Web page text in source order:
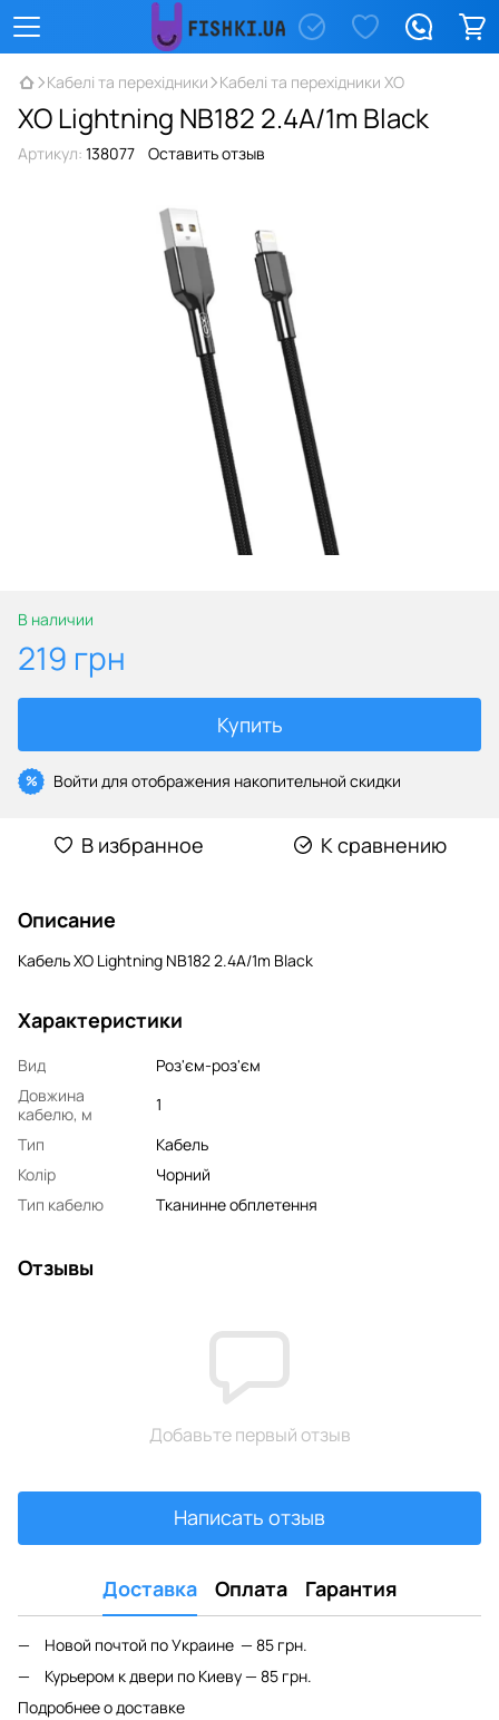
Кабелі та перехідники Кабелі та перехідники XO
XO Lightning NB182 2.4A/1m Black
Артикул: 138077 Оставить отзыв
В наличии
219 грн
Купить
% Войти для отображения накопительной скидки
В избранное К сравнению
Описание
Кабель XO Lightning NB182 2.4A/1m Black
Характеристики
Вид
Роз'єм-роз'єм
Довжина
кабелю, м
1
Тип
Кабель
Колір
Чорний
Тип кабелю
Тканинне обплетення
Отзывы
Добавьте первый отзыв
Написать отзыв
Доставка Оплата Гарантия
Новой почтой по Украине — 85 грн.
Курьером к двери по Киеву — 85 грн.
Подробнее о доставке